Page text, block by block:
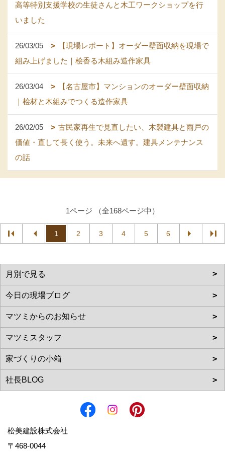
高等特別支援学校の生徒さんと木工ワークショップを行
いました
26/03/05
【現場レポート】オーダー壁面収納を現場で
組み上げました｜桧香る木組み造作家具
26/03/04
【名古屋市】マンションのオーダー壁面収納
｜桧材と木組みでつくる造作家具
26/02/05
古民家再生で見直したい、木製建具と雨戸の
価値・直して長く使う。未来へ遺す。建具メンテナンス
の話
1ページ （全168ページ中）
1 2 3 4 5 6
松美建設株式会社
〒468-0044